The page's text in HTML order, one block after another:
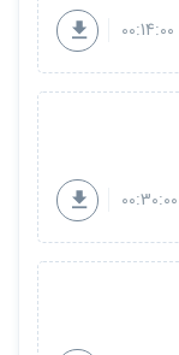
00:14:00
00:30:00